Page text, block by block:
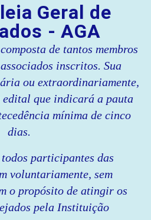
Geral de
- AGA
de tantos membros
inscritos. Sua
ou extraordinariamente,
edital que indicará a pauta
mínima de cinco
dias.
participantes das
voluntariamente, sem
o propósito de atingir os
pela Instituição